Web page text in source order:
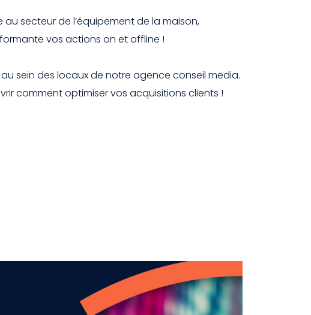
secteur de l’équipement de la maison,
vos actions on et offline !
sein des locaux de notre agence conseil media.
comment optimiser vos acquisitions clients !